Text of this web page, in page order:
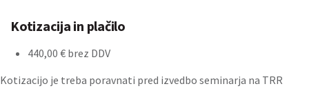
Kotizacija in plačilo
440,00 € brez DDV
Kotizacijo je treba poravnati pred izvedbo seminarja na TRR